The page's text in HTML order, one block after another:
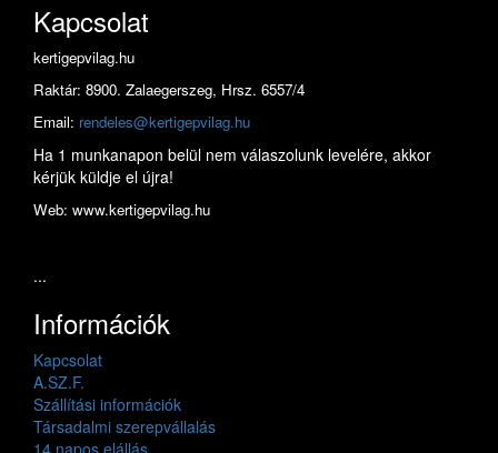
Kapcsolat
kertigepvilag.hu
Raktár: 8900. Zalaegerszeg, Hrsz. 6557/4
Email: rendeles@kertigepvilag.hu
Ha 1 munkanapon belül nem válaszolunk levelére, akkor
kérjük küldje el újra!
Web: www.kertigepvilag.hu
...
Információk
Kapcsolat
A.SZ.F.
Szállítási információk
Társadalmi szerepvállalás